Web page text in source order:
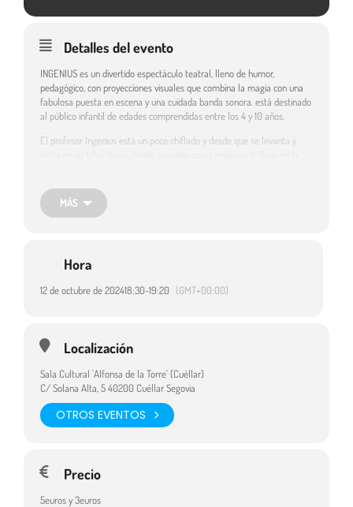
Detalles del evento
INGENIUS es un divertido espectáculo teatral, lleno de humor,
pedagógico, con proyecciones visuales que combina la magia con una
fabulosa puesta en escena y una cuidada banda sonora. está destinado
al público infantil de edades comprendidas entre los 4 y 10 años.
El profesor Ingenius está un poco chiflado y desde que se levanta y
Género: Teatro. Estilo: Cómico. Duración: 50 min.
MÁS
Hora
12 de octubre de 202418:30-19:20 (GMT+00:00)
Localización
Sala Cultural 'Alfonsa de la Torre' (Cuéllar)
C/ Solana Alta, 5 40200 Cuéllar Segovia
OTROS EVENTOS
Precio
5euros y 3euros